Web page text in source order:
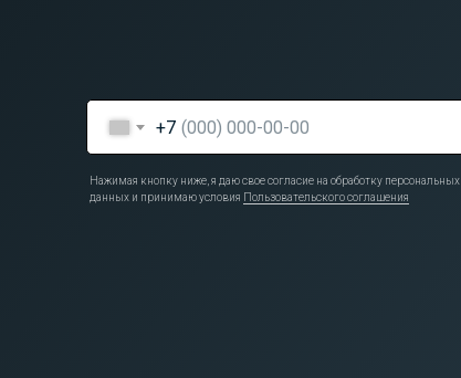
+7
Нажимая кнопку ниже, я даю свое согласие на обработку персональных
данных и принимаю условия Пользовательского соглашения